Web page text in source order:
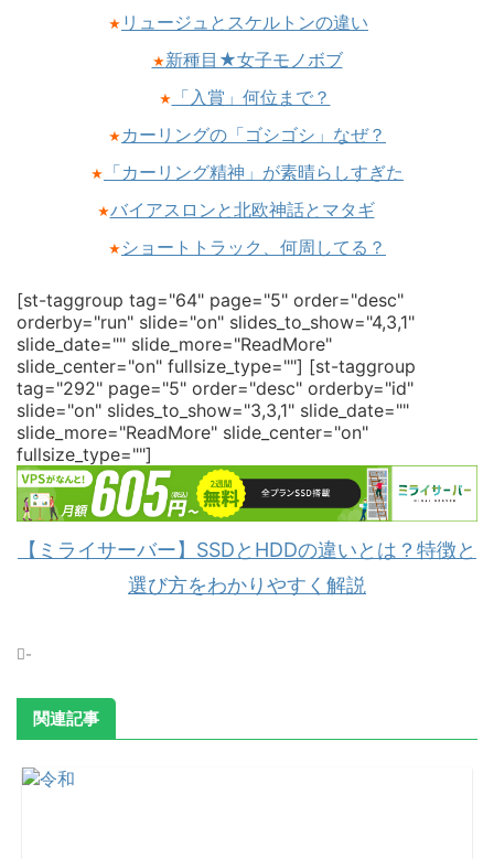
★ リュージュとスケルトンの違い
★新種目★女子モノボブ
★ 「入賞」何位まで？
★ カーリングの「ゴシゴシ」なぜ？
★ 「カーリング精神」が素晴らしすぎた
★バイアスロンと北欧神話とマタギ
★ ショートトラック、何周してる？
[st-taggroup tag="64" page="5" order="desc"
orderby="run" slide="on" slides_to_show="4,3,1"
slide_date="" slide_more="ReadMore"
slide_center="on" fullsize_type=""] [st-taggroup
tag="292" page="5" order="desc" orderby="id"
slide="on" slides_to_show="3,3,1" slide_date=""
slide_more="ReadMore" slide_center="on"
fullsize_type=""]
【ミライサーバー】SSDとHDDの違いとは？特徴と
選び方をわかりやすく解説
-
関連記事